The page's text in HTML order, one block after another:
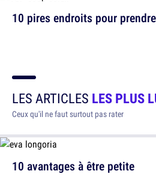
10 pires endroits pour
LES ARTICLES LES PLUS
Ceux qu'il ne faut surtout pas rater
10 avantages à être petite